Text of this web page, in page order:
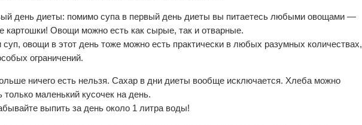
день диеты: помимо супа в первый день диеты вы питаетесь любыми овощами —
картошки! Овощи можно есть как сырые, так и отварные.
суп, овощи в этот день тоже можно есть практически в любых разумных количествах,
ограничений.
ничего есть нельзя. Сахар в дни диеты вообще исключается. Хлеба можно
только маленький кусочек на день.
выпить за день около 1 литра воды!